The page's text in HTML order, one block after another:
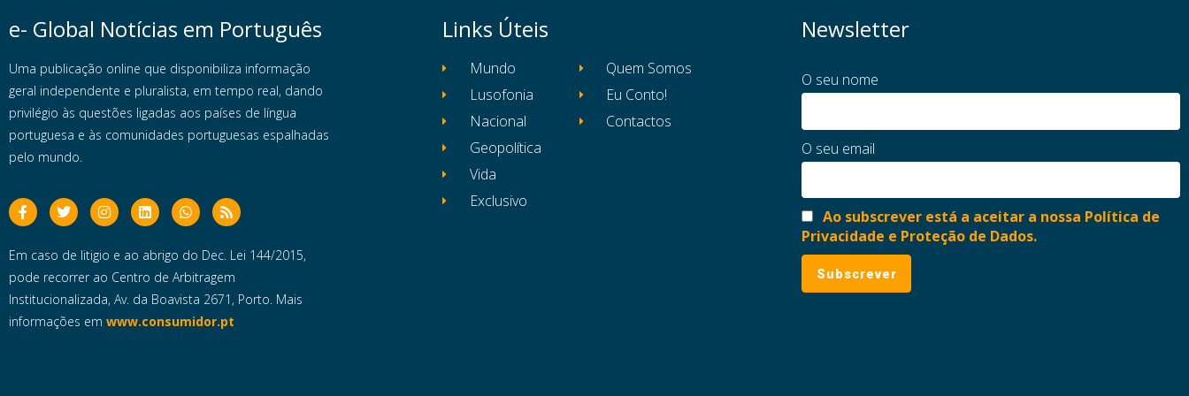
e- Global Notícias em Português
Uma publicação online que disponibiliza informação
geral independente e pluralista, em tempo real, dando
privilégio às questões ligadas aos países de língua
portuguesa e às comunidades portuguesas espalhadas
pelo mundo.
Em caso de litigio e ao abrigo do Dec. Lei 144/2015,
pode recorrer ao Centro de Arbitragem
Institucionalizada, Av. da Boavista 2671, Porto. Mais
informações em www.consumidor.pt
Links Úteis
Mundo
Lusofonia
Nacional
Geopolítica
Vida
Exclusivo
Quem Somos
Eu Conto!
Contactos
Newsletter
O seu nome
O seu email
Ao subscrever está a aceitar a nossa Política de
Privacidade e Proteção de Dados.